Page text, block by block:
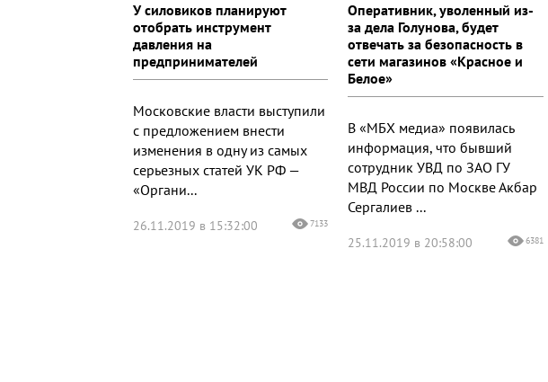
У силовиков планируют
отобрать инструмент
давления на
предпринимателей
Московские власти выступили
с предложением внести
изменения в одну из самых
серьезных статей УК РФ —
«Органи...
26.11.2019 в 15:32:00 7133
Оперативник, уволенный из-
за дела Голунова, будет
отвечать за безопасность в
сети магазинов «Красное и
Белое»
В «МБХ медиа» появилась
информация, что бывший
сотрудник УВД по ЗАО ГУ
МВД России по Москве Акбар
Сергалиев ...
25.11.2019 в 20:58:00 6381